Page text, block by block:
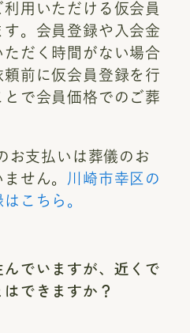
用いただける仮会員
。会員登録や入会金
だく時間がない場合
前に仮会員登録を行
とで会員価格でのご葬
お支払いは葬儀のお
せん。 川崎市幸区の
こちら。
でいますが、近くで
できますか？